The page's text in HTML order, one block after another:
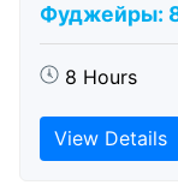
Фуджейры: 8
8 Hours
View Details